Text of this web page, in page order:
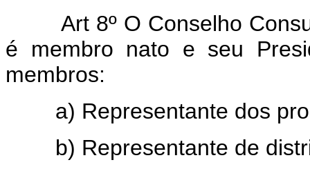
Art 8º O Conselho
é membro nato e seu
membros:
a) Representante dos
b) Representante de